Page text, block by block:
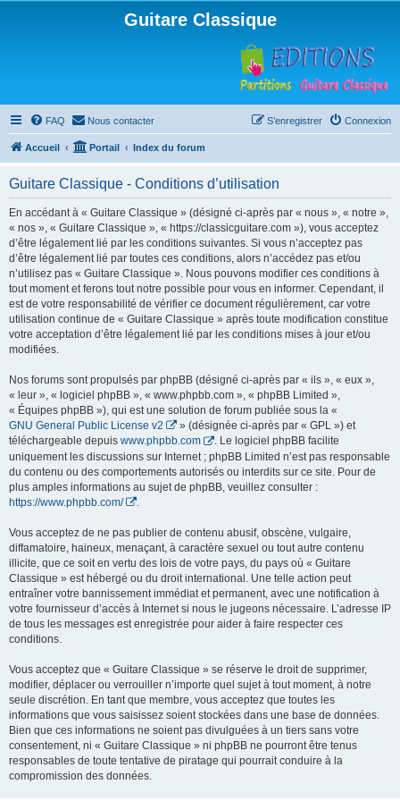
Guitare Classique
FAQ Nous contacter Connexion
S’enregistrer
Accueil Portail Index du forum
Guitare Classique - Conditions d’utilisation
En accédant à « Guitare Classique » (désigné ci-après par « nous », « notre »,
« nos », « Guitare Classique », « https://classicguitare.com »), vous acceptez
d’être légalement lié par les conditions suivantes. Si vous n’acceptez pas
d’être légalement lié par toutes ces conditions, alors n’accédez pas et/ou
n’utilisez pas « Guitare Classique ». Nous pouvons modifier ces conditions à
tout moment et ferons tout notre possible pour vous en informer. Cependant, il
est de votre responsabilité de vérifier ce document régulièrement, car votre
utilisation continue de « Guitare Classique » après toute modification constitue
votre acceptation d’être légalement lié par les conditions mises à jour et/ou
modifiées.
Nos forums sont propulsés par phpBB (désigné ci-après par « ils », « eux »,
« leur », « logiciel phpBB », « www.phpbb.com », « phpBB Limited »,
« Équipes phpBB »), qui est une solution de forum publiée sous la «
GNU General Public License v2
» (désignée ci-après par « GPL ») et
téléchargeable depuis www.phpbb.com
. Le logiciel phpBB facilite
uniquement les discussions sur Internet ; phpBB Limited n’est pas responsable
du contenu ou des comportements autorisés ou interdits sur ce site. Pour de
plus amples informations au sujet de phpBB, veuillez consulter :
https://www.phpbb.com/
Vous acceptez de ne pas publier de contenu abusif, obscène, vulgaire,
diffamatoire, haineux, menaçant, à caractère sexuel ou tout autre contenu
illicite, que ce soit en vertu des lois de votre pays, du pays où « Guitare
Classique » est hébergé ou du droit international. Une telle action peut
entraîner votre bannissement immédiat et permanent, avec une notification à
votre fournisseur d’accès à Internet si nous le jugeons nécessaire. L’adresse IP
de tous les messages est enregistrée pour aider à faire respecter ces
conditions.
Vous acceptez que « Guitare Classique » se réserve le droit de supprimer,
modifier, déplacer ou verrouiller n’importe quel sujet à tout moment, à notre
seule discrétion. En tant que membre, vous acceptez que toutes les
informations que vous saisissez soient stockées dans une base de données.
Bien que ces informations ne soient pas divulguées à un tiers sans votre
consentement, ni « Guitare Classique » ni phpBB ne pourront être tenus
responsables de toute tentative de piratage qui pourrait conduire à la
compromission des données.